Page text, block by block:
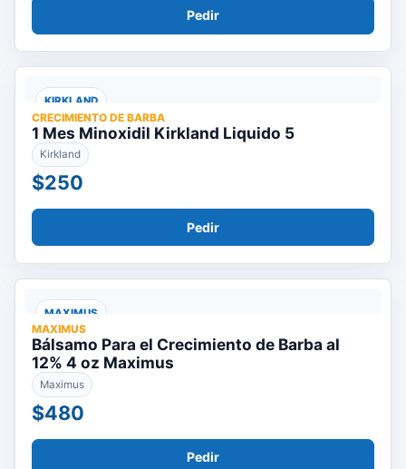
Pedir
KIRKLAND
CRECIMIENTO DE BARBA
1 Mes Minoxidil Kirkland Liquido 5
Kirkland
$250
Pedir
MAXIMUS
MAXIMUS
Bálsamo Para el Crecimiento de Barba al
12% 4 oz Maximus
Maximus
$480
Pedir